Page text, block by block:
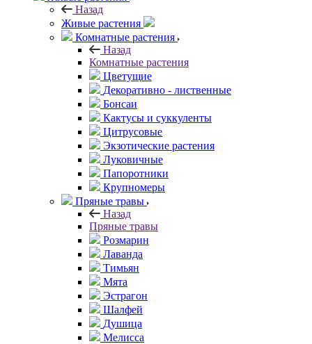
Назад
Живые растения
Комнатные растения
Назад
Комнатные растения
Цветущие
Декоративно - лиственные
Бонсаи
Кактусы и суккуленты
Цитрусовые
Экзотические растения
Луковичные
Папоротники
Крупномеры
Пряные травы
Назад
Пряные травы
Розмарин
Лаванда
Тимьян
Мята
Эстрагон
Шалфей
Душица
Мелисса